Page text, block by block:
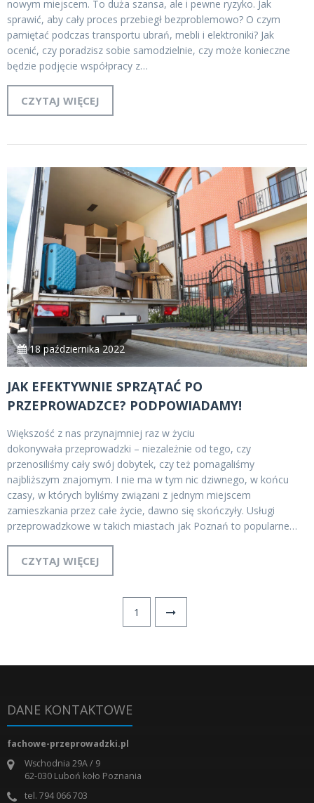
nowym miejscem. To duża szansa, ale i pewne ryzyko. Jak
sprawić, aby cały proces przebiegł bezproblemowo? O czym
pamiętać podczas transportu ubrań, mebli i elektroniki? Jak
ocenić, czy poradzisz sobie samodzielnie, czy może konieczne
będzie podjęcie współpracy z…
CZYTAJ WIĘCEJ
18 października 2022
JAK EFEKTYWNIE SPRZĄTAĆ PO
PRZEPROWADZCE? PODPOWIADAMY!
Większość z nas przynajmniej raz w życiu
dokonywała przeprowadzki – niezależnie od tego, czy
przenosiliśmy cały swój dobytek, czy też pomagaliśmy
najbliższym znajomym. I nie ma w tym nic dziwnego, w końcu
czasy, w których byliśmy związani z jednym miejscem
zamieszkania przez całe życie, dawno się skończyły. Usługi
przeprowadzkowe w takich miastach jak Poznań to popularne…
CZYTAJ WIĘCEJ
1
DANE KONTAKTOWE
fachowe-przeprowadzki.pl
Wschodnia 29A / 9
62-030 Luboń koło Poznania
tel. 794 066 703